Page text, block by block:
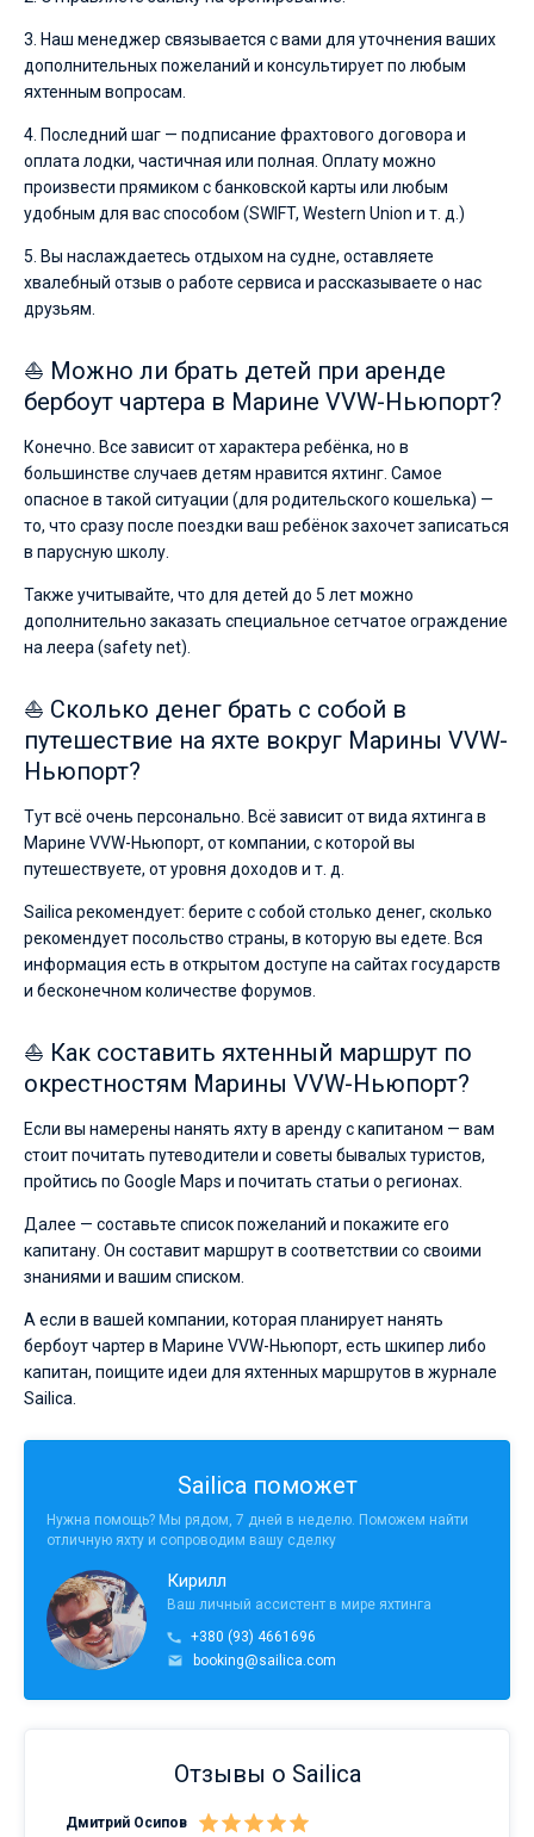
3. Наш менеджер связывается с вами для уточнения ваших
дополнительных пожеланий и консультирует по любым
яхтенным вопросам.
4. Последний шаг — подписание фрахтового договора и
оплата лодки, частичная или полная. Оплату можно
произвести прямиком с банковской карты или любым
удобным для вас способом (SWIFT, Western Union и т. д.)
5. Вы наслаждаетесь отдыхом на судне, оставляете
хвалебный отзыв о работе сервиса и рассказываете о нас
друзьям.
⛵ Можно ли брать детей при аренде
бербоут чартера в Марине VVW-Ньюпорт?
Конечно. Все зависит от характера ребёнка, но в
большинстве случаев детям нравится яхтинг. Самое
опасное в такой ситуации (для родительского кошелька) —
то, что сразу после поездки ваш ребёнок захочет записаться
в парусную школу.
Также учитывайте, что для детей до 5 лет можно
дополнительно заказать специальное сетчатое ограждение
на леера (safety net).
⛵ Сколько денег брать с собой в
путешествие на яхте вокруг Марины VVW-
Ньюпорт?
Тут всё очень персонально. Всё зависит от вида яхтинга в
Марине VVW-Ньюпорт, от компании, с которой вы
путешествуете, от уровня доходов и т. д.
Sailica рекомендует: берите с собой столько денег, сколько
рекомендует посольство страны, в которую вы едете. Вся
информация есть в открытом доступе на сайтах государств
и бесконечном количестве форумов.
⛵ Как составить яхтенный маршрут по
окрестностям Марины VVW-Ньюпорт?
Если вы намерены нанять яхту в аренду с капитаном — вам
стоит почитать путеводители и советы бывалых туристов,
пройтись по Google Maps и почитать статьи о регионах.
Далее — составьте список пожеланий и покажите его
капитану. Он составит маршрут в соответствии со своими
знаниями и вашим списком.
А если в вашей компании, которая планирует нанять
бербоут чартер в Марине VVW-Ньюпорт, есть шкипер либо
капитан, поищите идеи для яхтенных маршрутов в журнале
Sailica.
Sailica поможет
Нужна помощь? Мы рядом, 7 дней в неделю. Поможем найти
отличную яхту и сопроводим вашу сделку
Кирилл
Ваш личный ассистент в мире яхтинга
+380 (93) 4661696
booking@sailica.com
Отзывы о Sailica
Дмитрий Осипов